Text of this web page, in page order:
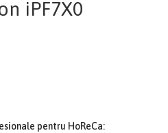
iPF7X0
pentru HoReCa: